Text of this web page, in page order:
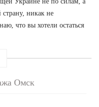
никак не
что вы хотели остаться
Омск